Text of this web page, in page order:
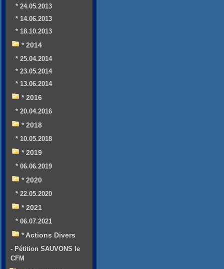
* 24.05.2013
* 14.06.2013
* 18.10.2013
* 2014
* 25.04.2014
* 23.05.2014
* 13.06.2014
* 2016
* 20.04.2016
* 2018
* 10.05.2018
* 2019
* 06.06.2019
* 2020
* 22.05.2020
* 2021
* 06.07.2021
* Actions Divers
- Pétition SAUVONS le
CFM